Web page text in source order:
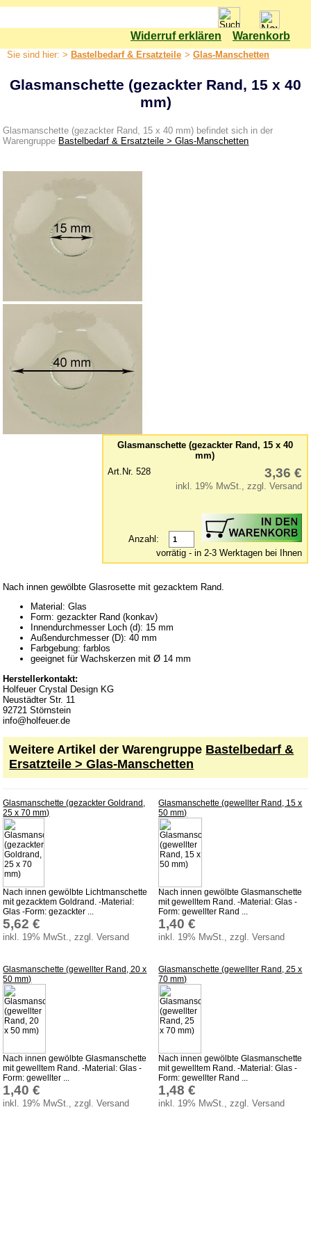
Widerruf erklären Warenkorb
Sie sind hier: > Bastelbedarf & Ersatzteile > Glas-Manschetten
Bastelbedarf & Ersatzteile
Bastelset
Ersatzteile für Pyramiden
Glas-Manschetten
Glimmer, Flitter & Verzierung
Holzkugeln
Kerzenhalter & Tüllen
Klebstoff
Laubsäge und Zubehör
Laubsägevorlagen
Puppenhaus
Räucherkerzen
Unterbänke für Schwibbogen
Verschiedenes
Wachskerzen
Erzgebirgisches Kunsthandwerk
Dekoration Ostern & Frühling
Kletterfiguren
Miniaturen
Weihnachtspyramiden
Küchenzubehör aus Holz
Holz Kochlöffel
Holz Pfannenwender
Holz Grillzange & Grillschere
Bürsten & Pinsel
Verschiedene Küchenhelfer
Accessoires und Merchandising
Service
Warenkorb
Zahlung
Glasmanschette (gezackter Rand, 15 x 40
mm)
Glasmanschette (gezackter Rand, 15 x 40 mm) befindet sich in der
Warengruppe Bastelbedarf & Ersatzteile > Glas-Manschetten
Glasmanschette (gezackter Rand, 15 x 40
mm)
Art.Nr. 528
3,36 €
inkl. 19% MwSt., zzgl. Versand
Anzahl:
vorrätig - in 2-3 Werktagen bei Ihnen
Nach innen gewölbte Glasrosette mit gezacktem Rand.
Material: Glas
Form: gezackter Rand (konkav)
Innendurchmesser Loch (d): 15 mm
Außendurchmesser (D): 40 mm
Farbgebung: farblos
geeignet für Wachskerzen mit Ø 14 mm
Herstellerkontakt:
Holfeuer Crystal Design KG
Neustädter Str. 11
92721 Störnstein
info@holfeuer.de
Weitere Artikel der Warengruppe Bastelbedarf &
Ersatzteile > Glas-Manschetten
Glasmanschette (gezackter Goldrand,
25 x 70 mm)
Nach innen gewölbte Lichtmanschette
mit gezacktem Goldrand. -Material:
Glas -Form: gezackter ...
5,62 €
inkl. 19% MwSt., zzgl. Versand
Glasmanschette (gewellter Rand, 15 x
50 mm)
Nach innen gewölbte Glasmanschette
mit gewelltem Rand. -Material: Glas -
Form: gewellter Rand ...
1,40 €
inkl. 19% MwSt., zzgl. Versand
Glasmanschette (gewellter Rand, 20 x
50 mm)
Nach innen gewölbte Glasmanschette
mit gewelltem Rand. -Material: Glas -
Form: gewellter ...
1,40 €
inkl. 19% MwSt., zzgl. Versand
Glasmanschette (gewellter Rand, 25 x
70 mm)
Nach innen gewölbte Glasmanschette
mit gewelltem Rand. -Material: Glas -
Form: gewellter Rand ...
1,48 €
inkl. 19% MwSt., zzgl. Versand